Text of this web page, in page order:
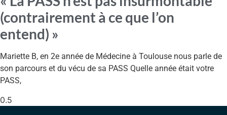
(contrairement à ce que l’on
entend) »
Mariette B, en 2e année de Médecine à Toulouse nous parle de
son parcours et du vécu de sa PASS Quelle année était votre
PASS,